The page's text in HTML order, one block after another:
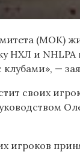
(МОК)
НХЛ и
—
своих